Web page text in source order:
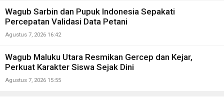
Wagub Sarbin dan Pupuk Indonesia Sepakati
Percepatan Validasi Data Petani
Agustus 7, 2026 16:42
Wagub Maluku Utara Resmikan Gercep dan Kejar,
Perkuat Karakter Siswa Sejak Dini
Agustus 7, 2026 15:55